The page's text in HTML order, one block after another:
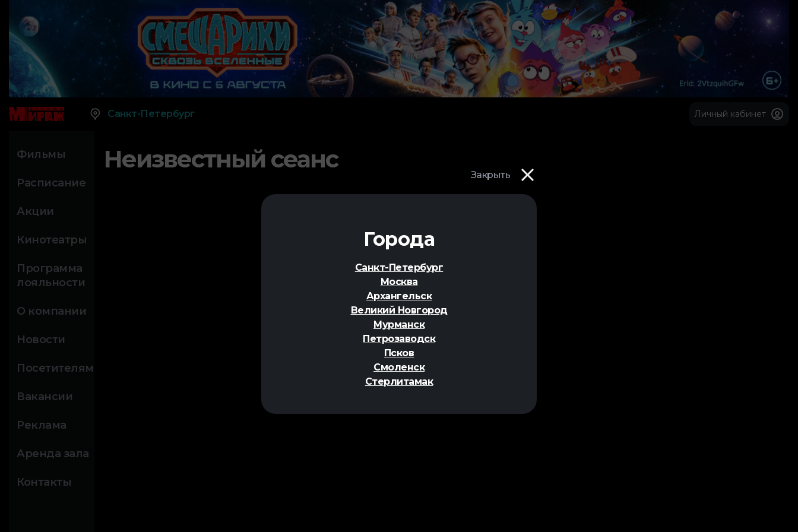
Закрыть
Города
Санкт-Петербург
Москва
Архангельск
Великий Новгород
Мурманск
Петрозаводск
Псков
Смоленск
Стерлитамак
Санкт-Петербург Личный кабинет
Фильмы
Расписание
Акции
Кинотеатры
Программа
лояльности
О компании
Новости
Посетителям
Вакансии
Реклама
Аренда зала
Контакты
Неизвестный сеанс